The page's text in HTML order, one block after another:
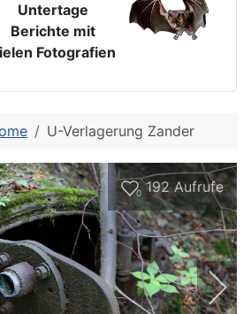
Untertage
Berichte mit
Fotografien
U-Verlagerung Zander
0 192Aufrufe